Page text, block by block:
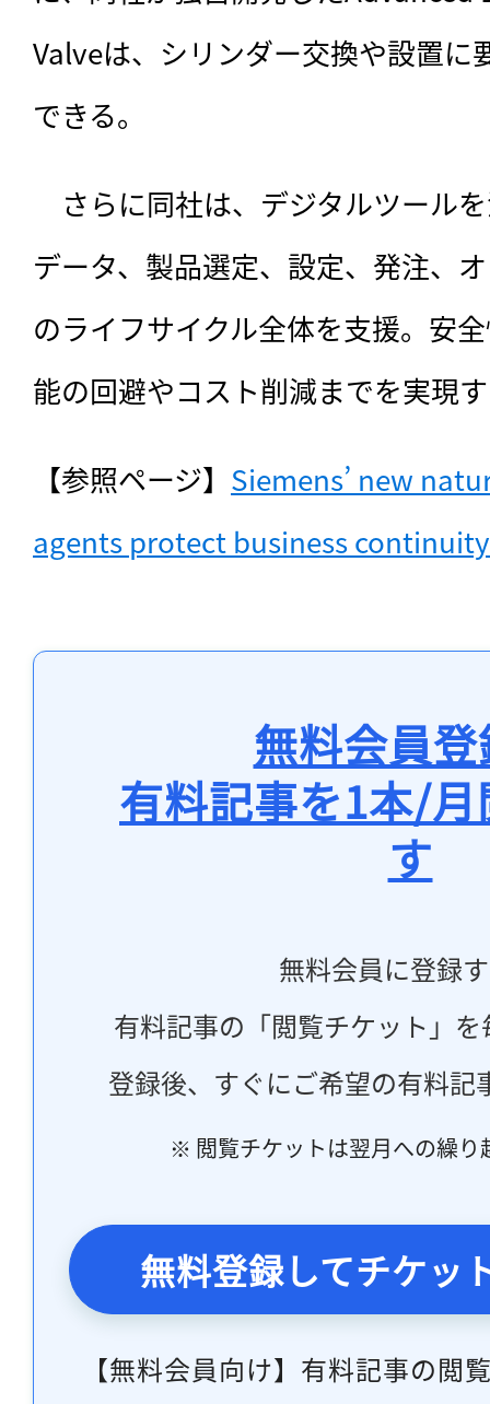
Valveは、シリンダー交換や設置に
できる。
さらに同社は、デジタルツール
データ、製品選定、設定、発注、
のライフサイクル全体を支援。安
能の回避やコスト削減までを実現
【参照ページ】 Siemens’ new
agents protect business
無料会員
有料記事を1本/
す
無料会員に登録
有料記事の「閲覧チケット」
登録後、すぐにご希望の有料記
※ 閲覧チケットは翌月への繰り
無料登録してチケッ
【無料会員向け】有料記事の閲